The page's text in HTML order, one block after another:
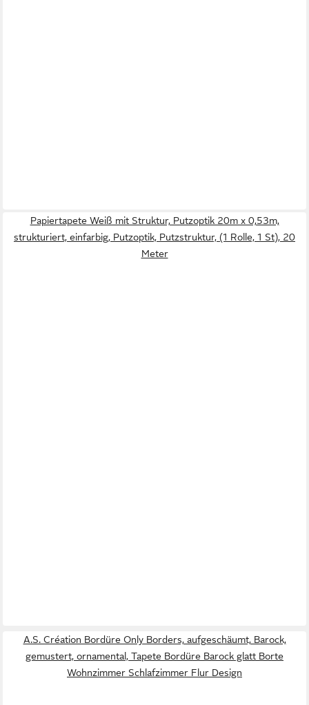
Papiertapete Weiß mit Struktur, Putzoptik 20m x 0,53m,
strukturiert, einfarbig, Putzoptik, Putzstruktur, (1 Rolle, 1 St), 20
Meter
A.S. Création Bordüre Only Borders, aufgeschäumt, Barock,
gemustert, ornamental, Tapete Bordüre Barock glatt Borte
Wohnzimmer Schlafzimmer Flur Design